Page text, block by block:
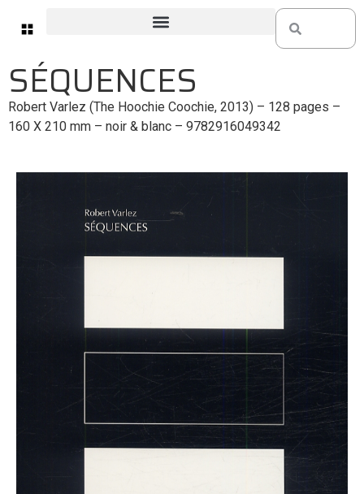
SÉQUENCES
Robert Varlez (The Hoochie Coochie, 2013) – 128 pages –
160 X 210 mm – noir & blanc – 9782916049342